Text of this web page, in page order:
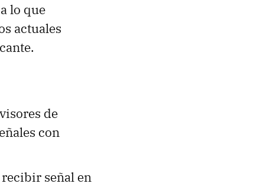
lo que
actuales
de
con
recibir señal en